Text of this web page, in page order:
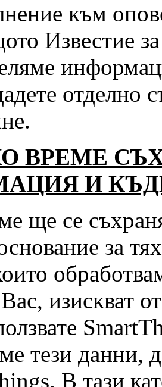
към
Известие
отделно
ВРЕМЕ
И
ще се
за
изискват
тези данни,
В тази